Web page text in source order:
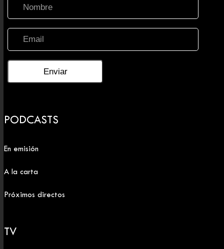
PODCASTS
En emisión
A la carta
Próximos directos
TV